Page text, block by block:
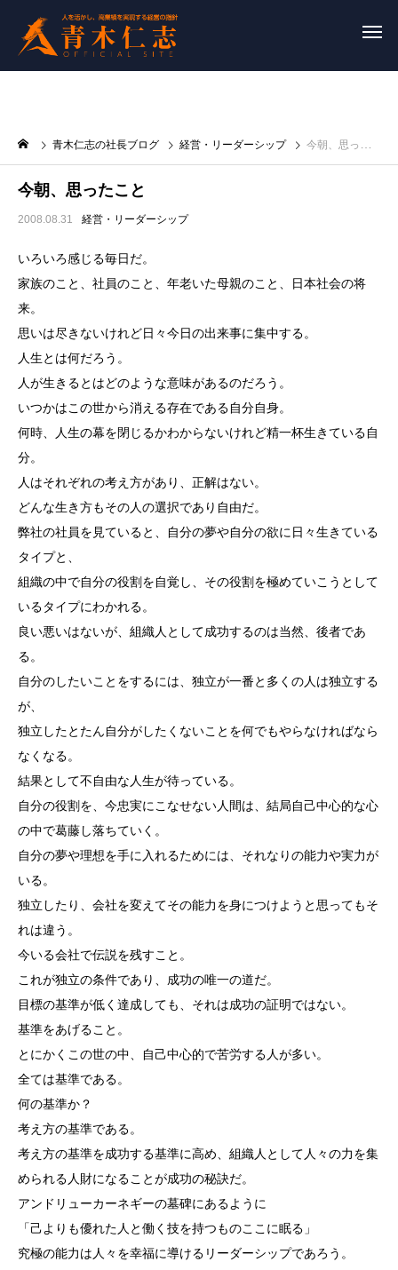
青木仁志の社長ブログ 経営・リーダーシップ 今朝、思ったこと
今朝、思ったこと
2008.08.31 経営・リーダーシップ
いろいろ感じる毎日だ。
家族のこと、社員のこと、年老いた母親のこと、日本社会の将
来。
思いは尽きないけれど日々今日の出来事に集中する。
人生とは何だろう。
人が生きるとはどのような意味があるのだろう。
いつかはこの世から消える存在である自分自身。
何時、人生の幕を閉じるかわからないけれど精一杯生きている自
分。
人はそれぞれの考え方があり、正解はない。
どんな生き方もその人の選択であり自由だ。
弊社の社員を見ていると、自分の夢や自分の欲に日々生きている
タイプと、
組織の中で自分の役割を自覚し、その役割を極めていこうとして
いるタイプにわかれる。
良い悪いはないが、組織人として成功するのは当然、後者であ
る。
自分のしたいことをするには、独立が一番と多くの人は独立する
が、
独立したとたん自分がしたくないことを何でもやらなければなら
なくなる。
結果として不自由な人生が待っている。
自分の役割を、今忠実にこなせない人間は、結局自己中心的な心
の中で葛藤し落ちていく。
自分の夢や理想を手に入れるためには、それなりの能力や実力が
いる。
独立したり、会社を変えてその能力を身につけようと思ってもそ
れは違う。
今いる会社で伝説を残すこと。
これが独立の条件であり、成功の唯一の道だ。
目標の基準が低く達成しても、それは成功の証明ではない。
基準をあげること。
とにかくこの世の中、自己中心的で苦労する人が多い。
全ては基準である。
何の基準か？
考え方の基準である。
考え方の基準を成功する基準に高め、組織人として人々の力を集
められる人財になることが成功の秘訣だ。
アンドリューカーネギーの墓碑にあるように
「己よりも優れた人と働く技を持つものここに眠る」
究極の能力は人々を幸福に導けるリーダーシップであろう。